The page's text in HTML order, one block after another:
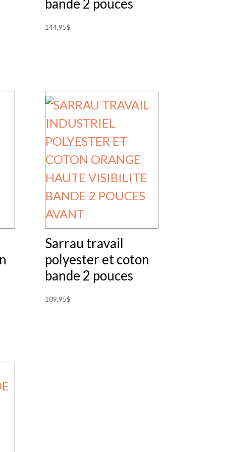
bande 2 pouces
144,95$
plusieurs
variations.
Les
options
peuvent
être
choisies
sur
la
page
du
produit
Sarrau travail
polyester et coton
bande 2 pouces
109,95$